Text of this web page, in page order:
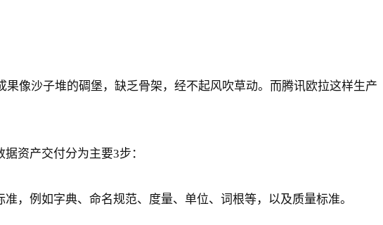
果像沙子堆的碉堡，缺乏骨架，经不起风吹草动。而腾讯欧拉这样生产
资产交付分为主要3步：
，例如字典、命名规范、度量、单位、词根等，以及质量标准。